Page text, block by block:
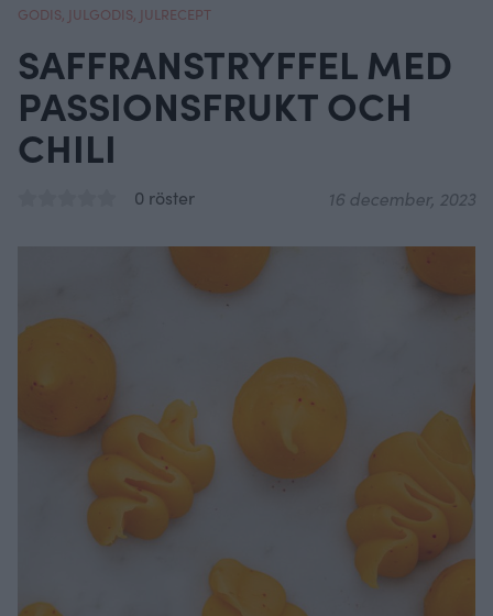
GODIS JULGODIS JULRECEPT
SAFFRANSTRYFFEL MED
PASSIONSFRUKT OCH
CHILI
0 röster 16 december, 2023